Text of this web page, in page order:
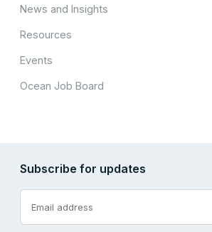
News and Insights
Resources
Events
Ocean Job Board
Subscribe for updates